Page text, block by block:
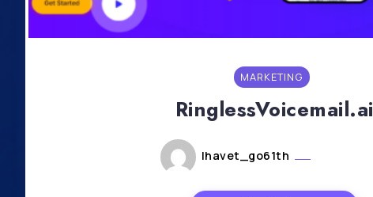
MARKETING
RinglessVoicemail.ai
lhavet_go61th